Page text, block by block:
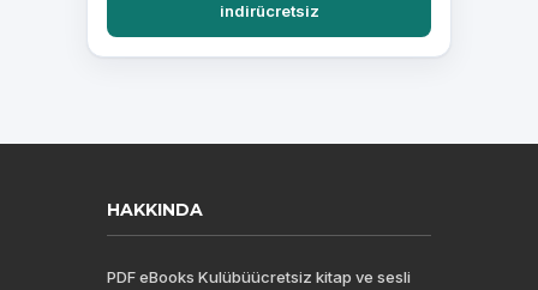
indirücretsiz
HAKKINDA
PDF eBooks Kulübüücretsiz kitap ve sesli